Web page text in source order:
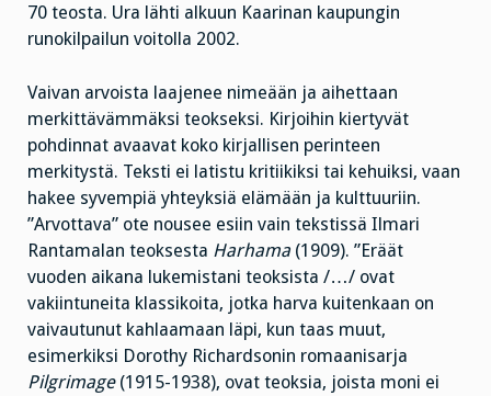
70 teosta. Ura lähti alkuun Kaarinan kaupungin
runokilpailun voitolla 2002.
Vaivan arvoista laajenee nimeään ja aihettaan
merkittävämmäksi teokseksi. Kirjoihin kiertyvät
pohdinnat avaavat koko kirjallisen perinteen
merkitystä. Teksti ei latistu kritiikiksi tai kehuiksi, vaan
hakee syvempiä yhteyksiä elämään ja kulttuuriin.
”Arvottava” ote nousee esiin vain tekstissä Ilmari
Rantamalan teoksesta Harhama (1909). ”Eräät
vuoden aikana lukemistani teoksista /…/ ovat
vakiintuneita klassikoita, jotka harva kuitenkaan on
vaivautunut kahlaamaan läpi, kun taas muut,
esimerkiksi Dorothy Richardsonin romaanisarja
Pilgrimage(1915-1938), ovat teoksia, joista moni ei